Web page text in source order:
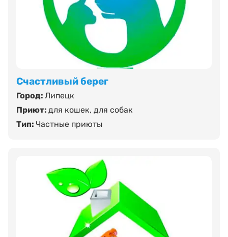
Счастливый берег
Город: Липецк
Приют: для кошек, для собак
Тип: Частные приюты